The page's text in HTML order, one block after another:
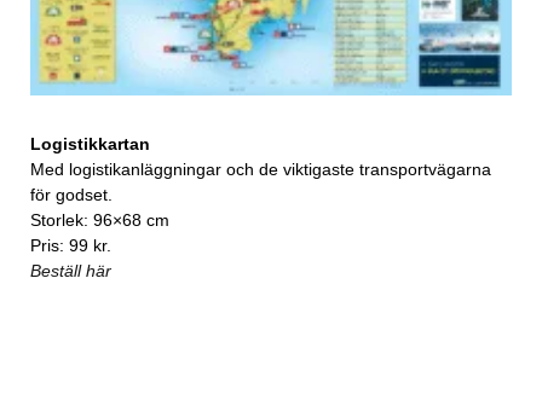
Logistikkartan
Med logistikanläggningar och de viktigaste transportvägarna
för godset.
Storlek: 96×68 cm
Pris: 99 kr.
Beställ här